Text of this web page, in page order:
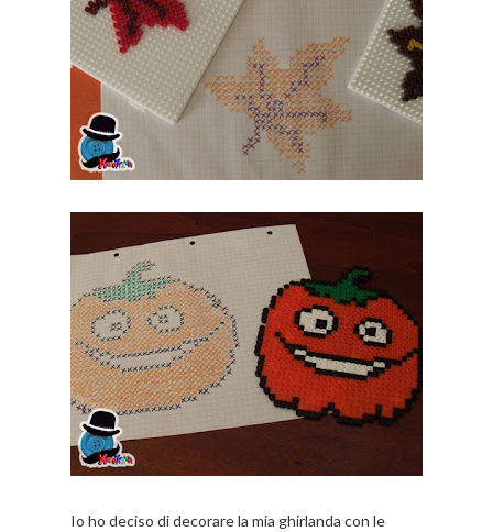
Io ho deciso di decorare la mia ghirlanda con le